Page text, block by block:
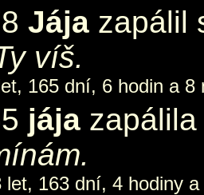
Jája zapálil
víš.
165 dní, 6 hodin a 8
jája
let, 163 dní, 4 hodiny